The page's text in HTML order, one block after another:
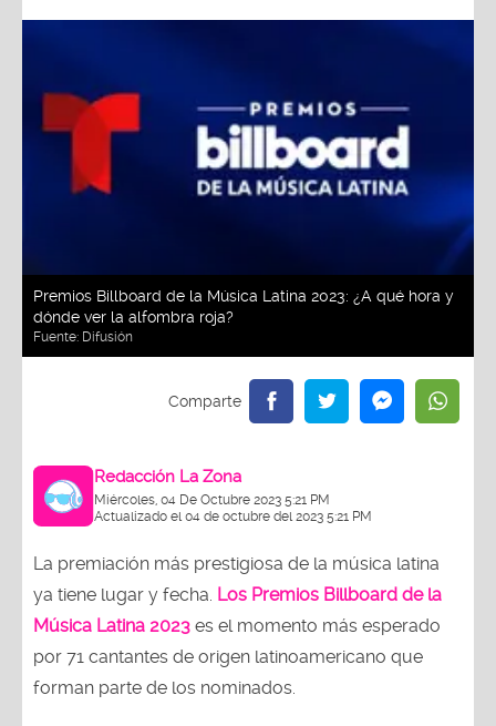
Premios Billboard de la Música Latina 2023: ¿A qué hora y
dónde ver la alfombra roja?
Fuente: Difusión
Redacción La Zona
Miércoles, 04 De Octubre 2023 5:21 PM
Actualizado el 04 de octubre del 2023 5:21 PM
La premiación más prestigiosa de la música latina
ya tiene lugar y fecha. Los Premios Billboard de la
Música Latina 2023 es el momento más esperado
por 71 cantantes de origen latinoamericano que
forman parte de los nominados.